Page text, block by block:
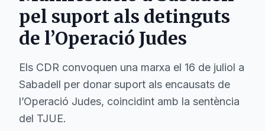
pel suport als detinguts
de l’Operació Judes
Els CDR convoquen una marxa el 16 de juliol a
Sabadell per donar suport als encausats de
l’Operació Judes, coincidint amb la sentència
del TJUE.